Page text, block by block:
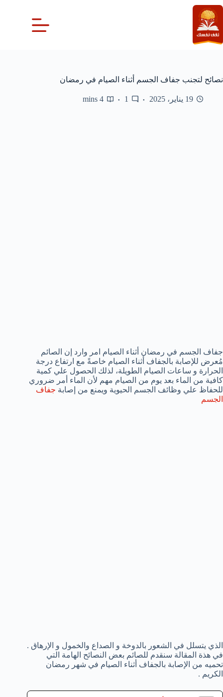
التجاوز
إلى
المحتوى
نصائح لتجنب جفاف الجسم أثناء الصيام في رمضان
19 يناير، 2025 1
4 mins
جفاف الجسم في رمضان أثناء الصيام امر وارد إن الصائم
مُعرض للإصابة بالجفاف أثناء الصيام خاصةً مع ارتفاع درجة
الحرارة و ساعات الصيام الطويلة، لذلك الحصول علي كمية
كافية من الماء بعد يوم من الصيام مهم لأن الماء أمر ضروري
للحفاظ علي وظائف الجسم الحيوية ويمنع من إصابة جفاف
الجسم
الذي يتسلل في الشعور بالدوخة و الصداع والخمول و الإرهاق .
في هذة المقالة سنقدم للصائم بعض النصائح الهامة التي
تحميه من الإصابة بالجفاف أثناء الصيام في شهر رمضان
الكريم .